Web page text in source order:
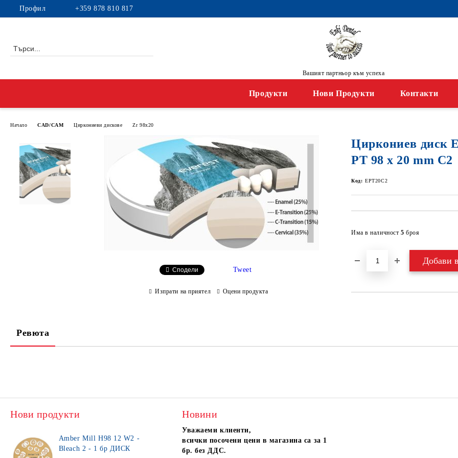
Профил +359 878 810 817
Вашият партньор към успеха
Продукти Нови Продукти Контакти
Начало CAD/CAM Циркониеви дискове Zr 98x20
Циркониев диск
PT 98 x 20 mm C2
Код: EPT20C2
Има в наличност 5 броя
Сподели Tweet
Изпрати на приятел Оцени продукта
Ревюта
Нови продукти
Amber Mill H98 12 W2 -
Bleach 2 - 1 бр ДИСК
Новини
Уважаеми клиенти,
всички посочени цени в магазина са за 1
бр. без ДДС.